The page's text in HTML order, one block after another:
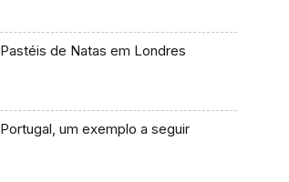
Pastéis de Natas em Londres
Portugal, um exemplo a seguir